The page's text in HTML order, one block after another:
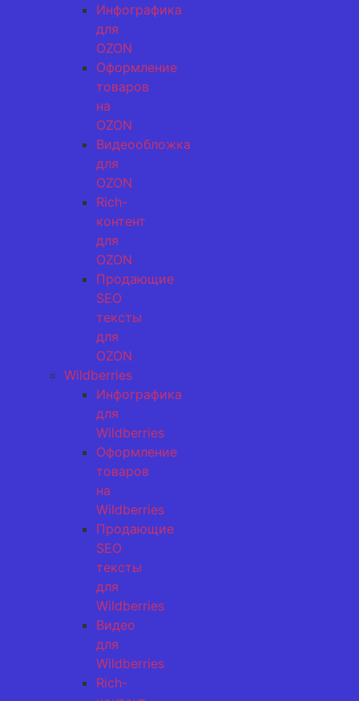
Инфографика
для
OZON
Оформление
товаров
на
OZON
Видеообложка
для
OZON
Rich-
контент
для
OZON
Продающие
SEO
тексты
для
OZON
Wildberries
Инфографика
для
Wildberries
Оформление
товаров
на
Wildberries
Продающие
SEO
тексты
для
Wildberries
Видео
для
Wildberries
Rich-